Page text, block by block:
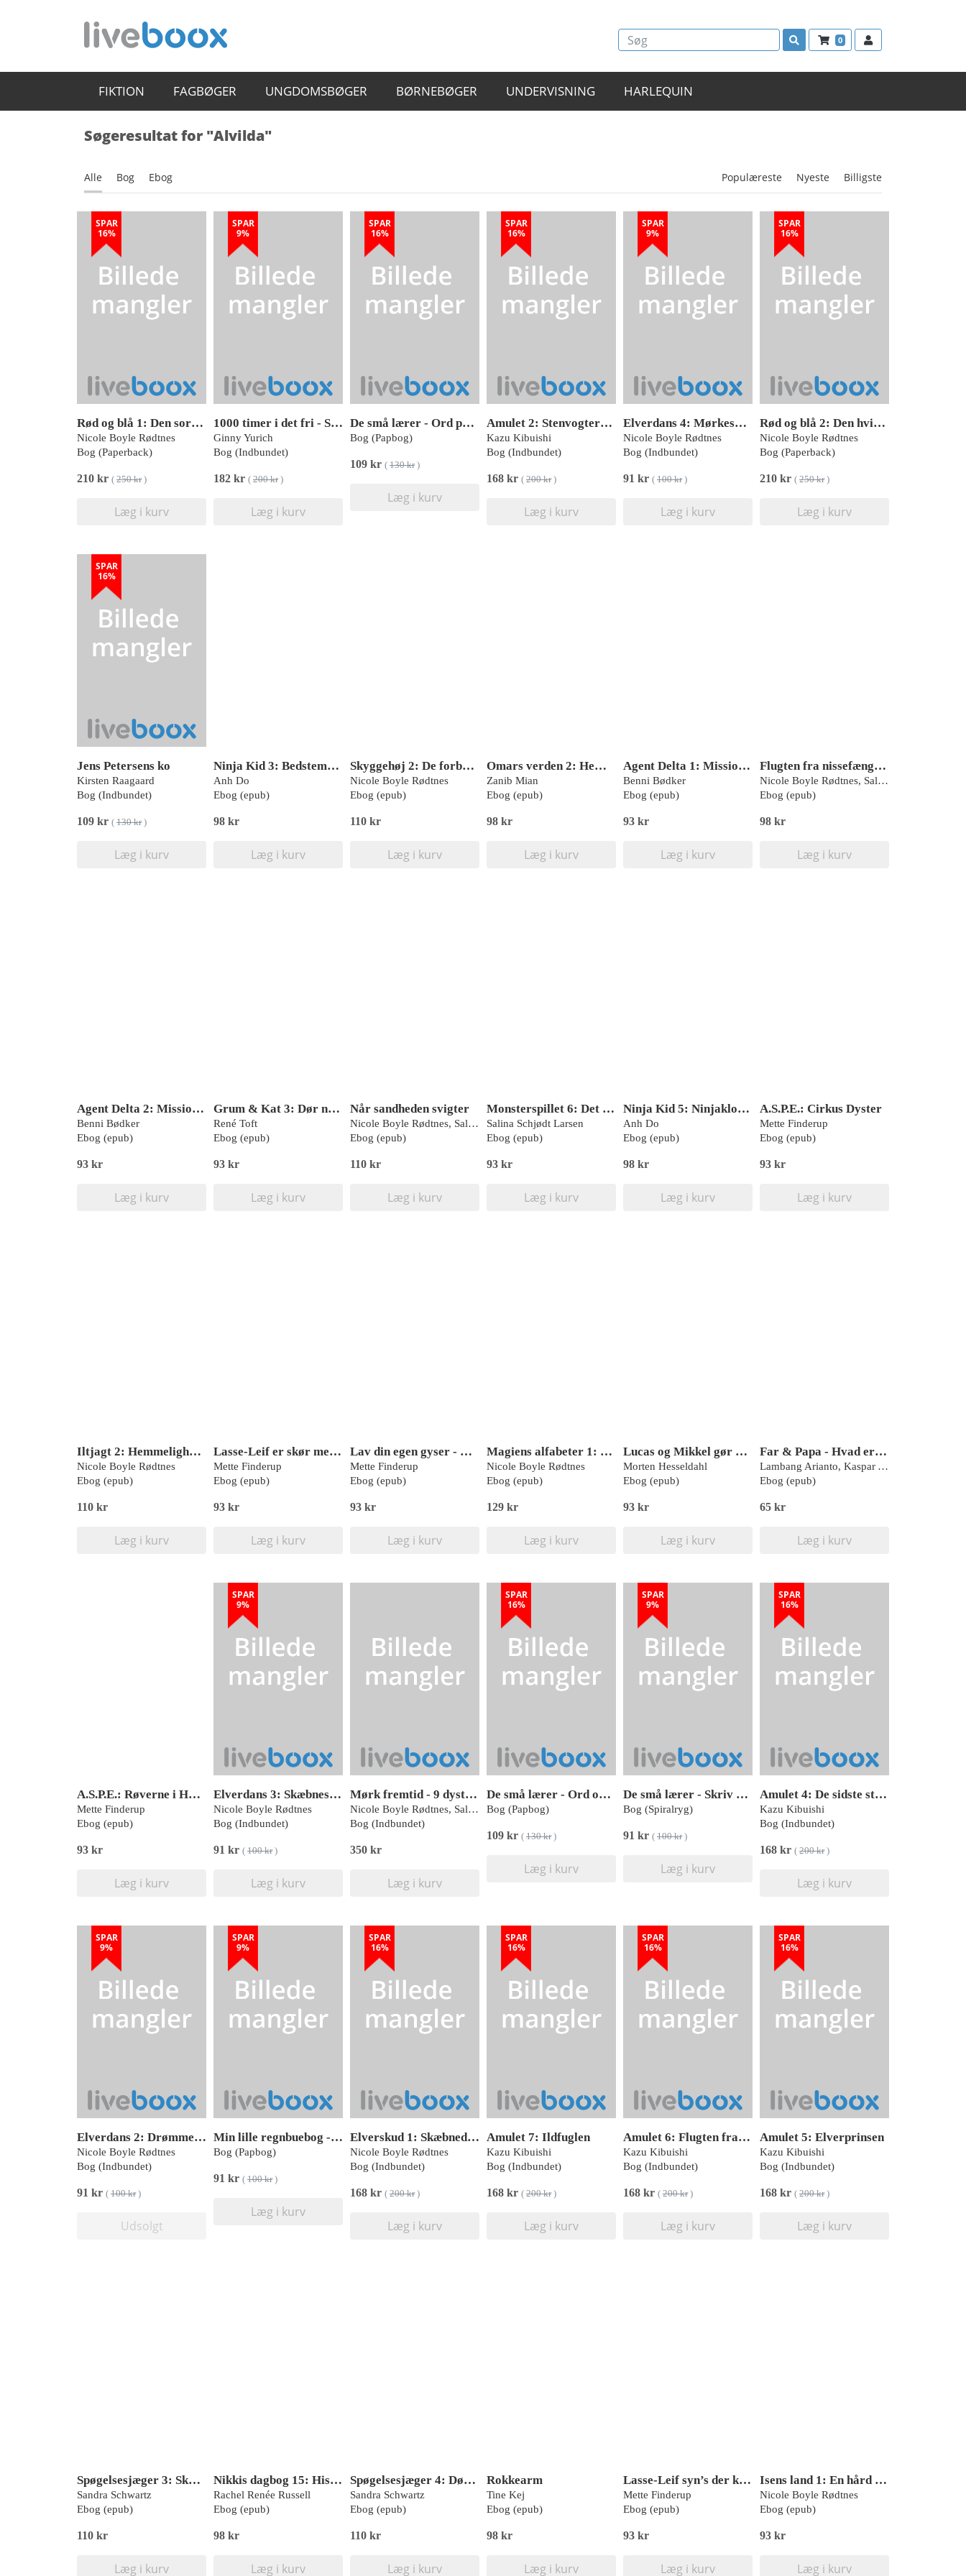
0
FIKTION FAGBØGER UNGDOMSBØGER BØRNEBØGER UNDERVISNING HARLEQUIN
Søgeresultat for "Alvilda"
Alle Bog Ebog Populæreste Nyeste Billigste
SPAR
16%
Rød og blå 1: Den sorte enkes by
Nicole Boyle Rødtnes
Bog (Paperback)
210 kr ( 250 kr)
Læg i kurv
SPAR
9%
1000 timer i det fri - Sluk skærmen, tænd for legen
Ginny Yurich
Bog (Indbundet)
182 kr ( 200 kr)
Læg i kurv
SPAR
16%
De små lærer - Ord på gården - aktivitetsæske
Bog (Papbog)
109 kr ( 130 kr)
Læg i kurv
SPAR
16%
Amulet 2: Stenvogterens forbandelse
Kazu Kibuishi
Bog (Indbundet)
168 kr ( 200 kr)
Læg i kurv
SPAR
9%
Elverdans 4: Mørkesøger
Nicole Boyle Rødtnes
Bog (Indbundet)
91 kr ( 100 kr)
Læg i kurv
SPAR
16%
Rød og blå 2: Den hvide enkes død
Nicole Boyle Rødtnes
Bog (Paperback)
210 kr ( 250 kr)
Læg i kurv
SPAR
16%
Jens Petersens ko
Kirsten Raagaard
Bog (Indbundet)
109 kr ( 130 kr)
Læg i kurv
Ninja Kid 3: Bedstemor ninja
Anh Do
Ebog (epub)
98 kr
Læg i kurv
Skyggehøj 2: De forbandede
Nicole Boyle Rødtnes
Ebog (epub)
110 kr
Læg i kurv
Omars verden 2: Hemmelig superspion
Zanib Mian
Ebog (epub)
98 kr
Læg i kurv
Agent Delta 1: Mission ocean
Benni Bødker
Ebog (epub)
93 kr
Læg i kurv
Flugten fra nissefængslet
Nicole Boyle Rødtnes, Salina Schjødt Larsen
Ebog (epub)
98 kr
Læg i kurv
Agent Delta 2: Mission metro
Benni Bødker
Ebog (epub)
93 kr
Læg i kurv
Grum & Kat 3: Dør næsten
René Toft
Ebog (epub)
93 kr
Læg i kurv
Når sandheden svigter
Nicole Boyle Rødtnes, Salina Schjødt Larsen
Ebog (epub)
110 kr
Læg i kurv
Monsterspillet 6: Det Ondes Hjerte
Salina Schjødt Larsen
Ebog (epub)
93 kr
Læg i kurv
Ninja Kid 5: Ninjakloner!
Anh Do
Ebog (epub)
98 kr
Læg i kurv
A.S.P.E.: Cirkus Dyster
Mette Finderup
Ebog (epub)
93 kr
Læg i kurv
Iltjagt 2: Hemmeligheder
Nicole Boyle Rødtnes
Ebog (epub)
110 kr
Læg i kurv
Lasse-Leif er skør med dans
Mette Finderup
Ebog (epub)
93 kr
Læg i kurv
Lav din egen gyser - Dødens Villa
Mette Finderup
Ebog (epub)
93 kr
Læg i kurv
Magiens alfabeter 1: Drageskjoldene
Nicole Boyle Rødtnes
Ebog (epub)
129 kr
Læg i kurv
Lucas og Mikkel gør oprør
Morten Hesseldahl
Ebog (epub)
93 kr
Læg i kurv
Far & Papa - Hvad er en familie?
Lambang Arianto, Kaspar Arianto
Ebog (epub)
65 kr
Læg i kurv
A.S.P.E.: Røverne i Højby
Mette Finderup
Ebog (epub)
93 kr
Læg i kurv
SPAR
9%
Elverdans 3: Skæbneseer
Nicole Boyle Rødtnes
Bog (Indbundet)
91 kr ( 100 kr)
Læg i kurv
Mørk fremtid - 9 dystopiske noveller om fremtiden til unge
Nicole Boyle Rødtnes, Salina Schjødt Larsen
Bog (Indbundet)
350 kr
Læg i kurv
SPAR
16%
De små lærer - Ord og biler - aktivitetsæske
Bog (Papbog)
109 kr ( 130 kr)
Læg i kurv
SPAR
9%
De små lærer - Skriv og visk ud - 10 minutters matematik
Bog (Spiralryg)
91 kr ( 100 kr)
Læg i kurv
SPAR
16%
Amulet 4: De sidste stenvogtere
Kazu Kibuishi
Bog (Indbundet)
168 kr ( 200 kr)
Læg i kurv
SPAR
9%
Elverdans 2: Drømmevæver
Nicole Boyle Rødtnes
Bog (Indbundet)
91 kr ( 100 kr)
Udsolgt
SPAR
9%
Min lille regnbuebog - Første biler
Bog (Papbog)
91 kr ( 100 kr)
Læg i kurv
SPAR
16%
Elverskud 1: Skæbnedans
Nicole Boyle Rødtnes
Bog (Indbundet)
168 kr ( 200 kr)
Læg i kurv
SPAR
16%
Amulet 7: Ildfuglen
Kazu Kibuishi
Bog (Indbundet)
168 kr ( 200 kr)
Læg i kurv
SPAR
16%
Amulet 6: Flugten fra Lucien
Kazu Kibuishi
Bog (Indbundet)
168 kr ( 200 kr)
Læg i kurv
SPAR
16%
Amulet 5: Elverprinsen
Kazu Kibuishi
Bog (Indbundet)
168 kr ( 200 kr)
Læg i kurv
Spøgelsesjæger 3: Skyggen
Sandra Schwartz
Ebog (epub)
110 kr
Læg i kurv
Nikkis dagbog 15: Historier fra en ik' specielt luksuriøs rejse
Rachel Renée Russell
Ebog (epub)
98 kr
Læg i kurv
Spøgelsesjæger 4: Dødens portal
Sandra Schwartz
Ebog (epub)
110 kr
Læg i kurv
Rokkearm
Tine Kej
Ebog (epub)
98 kr
Læg i kurv
Lasse-Leif syn’s der kommer en drage
Mette Finderup
Ebog (epub)
93 kr
Læg i kurv
Isens land 1: En hård vinter
Nicole Boyle Rødtnes
Ebog (epub)
93 kr
Læg i kurv